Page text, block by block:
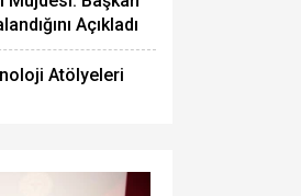
Vizyonunu
Açıkladı
Atölyeleri